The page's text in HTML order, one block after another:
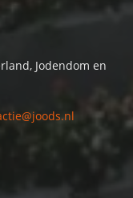
Jodendom en